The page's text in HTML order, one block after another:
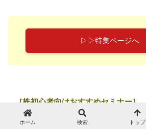
▷▷特集ページへ
［株初心者向けおすすめセミナー］
ホーム 検索 トップ